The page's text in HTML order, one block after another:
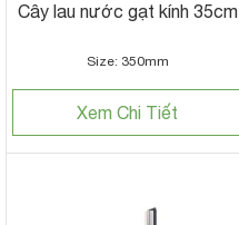
Cây lau nước gạt kính 35cm
Size: 350mm
Xem Chi Tiết